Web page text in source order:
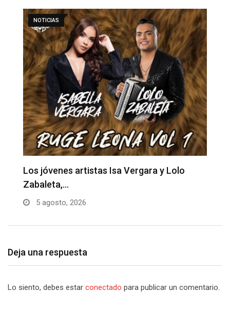
NOTICIAS
Martín Elías Jr., enciende motores para su
nuevo…
5 agosto, 2026
Deja una respuesta
Lo siento, debes estar conectado para publicar un comentario.